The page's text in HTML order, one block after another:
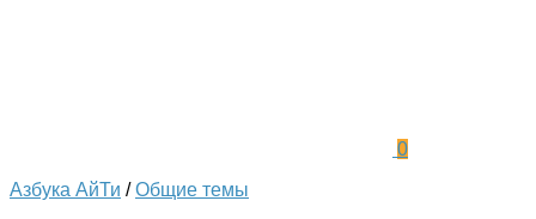
0
Азбука АйТи /Общие темы